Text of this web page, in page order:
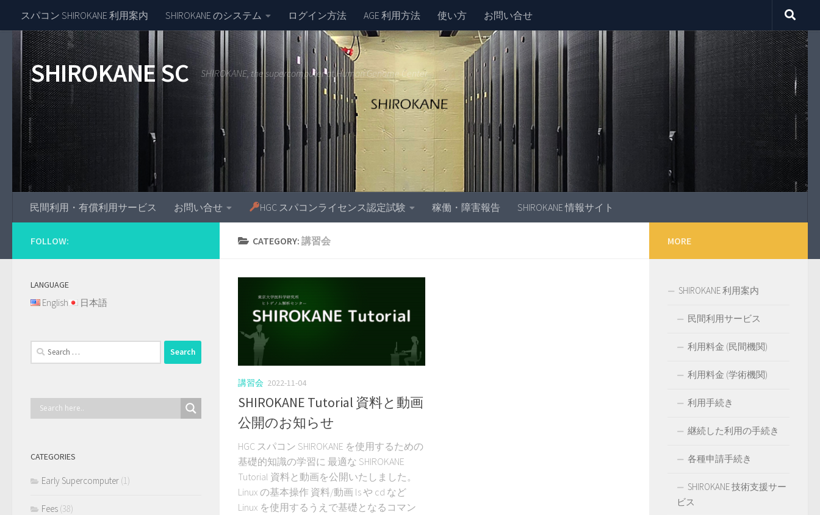
Skip to content
スパコン SHIROKANE 利用案内 SHIROKANE のシステム ログイン方法 AGE 利用方法 使い方 お問い合せ
SHIROKANE SC SHIROKANE, the supercomputer at Human Genome Center
民間利用・有償利用サービス お問い合せ HGC スパコンライセンス認定試験 稼働・障害報告 SHIROKANE 情報サイト
CATEGORY: 講習会
講習会 2022-11-04
SHIROKANE Tutorial 資料と動画
公開のお知らせ
HGC スパコン SHIROKANE を使用するための
基礎的知識の学習に 最適な SHIROKANE
Tutorial 資料と動画を公開いたしました。
Linux の基本操作 資料/動画 ls や cd など
Linux を使用するうえで基礎となるコマン
FOLLOW:
LANGUAGE
English 日本語
Search
for:
CATEGORIES
Early Supercomputer (1)
Fees (38)
MORE
SHIROKANE 利用案内
民間利用サービス
利用料金 (民間機関)
利用料金 (学術機関)
利用手続き
継続した利用の手続き
各種申請手続き
SHIROKANE 技術支援サー
ビス